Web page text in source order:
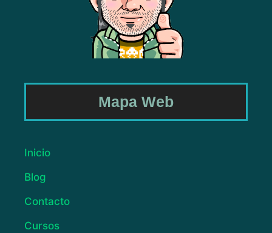
Mapa Web
Inicio
Blog
Contacto
Cursos